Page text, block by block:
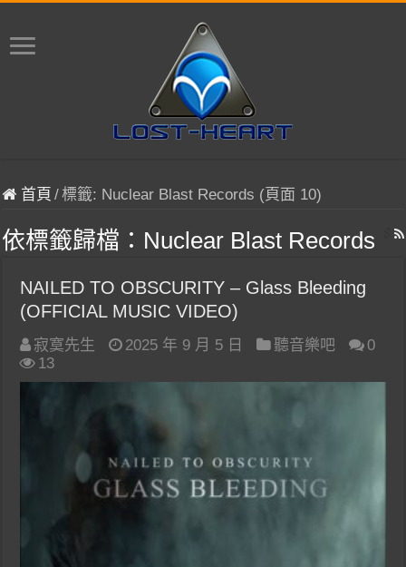
首頁 /標籤: Nuclear Blast Records (頁面 10)
依標籤歸檔： Nuclear Blast Records
NAILED TO OBSCURITY – Glass Bleeding
(OFFICIAL MUSIC VIDEO)
寂寞先生 2025 年 9 月 5 日 聽音樂吧
0
13